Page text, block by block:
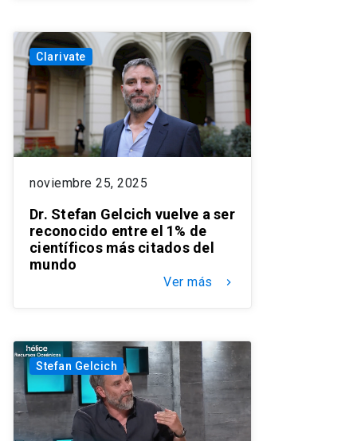
Clarivate
noviembre 25, 2025
Dr. Stefan Gelcich vuelve a ser
reconocido entre el 1% de
científicos más citados del
mundo
Ver más keyboard_arrow_right
Stefan Gelcich